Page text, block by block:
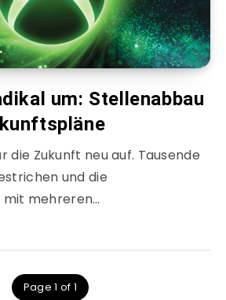
um: Stellenabbau
die Zukunft neu auf. Tausende
und die
mehreren…
Page 1 of 1